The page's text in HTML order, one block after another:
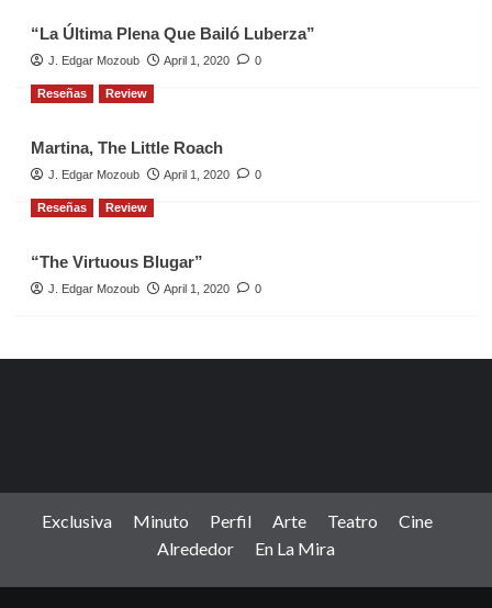
“La Última Plena Que Bailó Luberza”
J. Edgar Mozoub April 1, 2020 0
Reseñas Review
Martina, The Little Roach
J. Edgar Mozoub April 1, 2020 0
Reseñas Review
“The Virtuous Blugar”
J. Edgar Mozoub April 1, 2020 0
Exclusiva Minuto Perfil Arte Teatro
Cine
Alrededor
En La Mira